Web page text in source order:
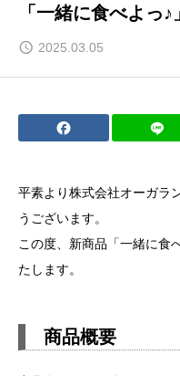
「一緒に食べよっ
2025.03.05
平素より株式会社オーガラ
うございます。
この度、新商品「一緒に食
たします。
商品概要